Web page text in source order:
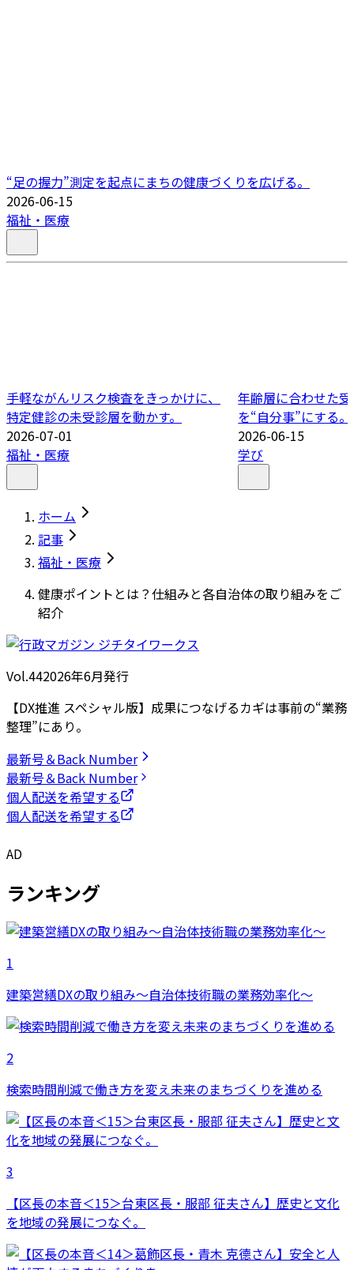
“足の握力”測定を起点にまちの健康づくりを広げる。
2026-06-15
福祉・医療
手軽ながんリスク検査をきっかけに、
特定健診の未受診層を動かす。
2026-07-01
福祉・医療
年齢層に合わせた
を“自分事”にする。
2026-06-15
学び
ホーム
記事
福祉・医療
健康ポイントとは？仕組みと各自治体の取り組みをご
紹介
Vol.442026年6月発行
【DX推進 スペシャル版】成果につなげるカギは事前の“業務
整理”にあり。
最新号＆Back Number
最新号＆Back Number
個人配送を希望する
個人配送を希望する
AD
ランキング
1
建築営繕DXの取り組み～自治体技術職の業務効率化～
2
検索時間削減で働き方を変え未来のまちづくりを進める
3
【区長の本音＜15＞台東区長・服部 征夫さん】歴史と文化
を地域の発展につなぐ。